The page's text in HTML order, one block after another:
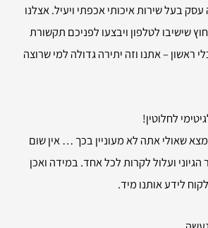
עסק בעל שירות איכותי אכפתי ויעיל. אצלנו
שישיבו לטלפון ויבצעו לפניכם תקשורת
– אתנו וזה יתירה גדולה למי שרוצה
לחלוטין!
שאולי אתה לא מעוניין בכך … אין שום
ועלול לקרות לכל אחד. במידה ואכן
לידע אותנו מיד.